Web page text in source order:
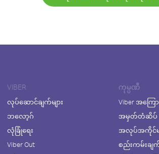
VIBER
လုပ်ဆောင်ချက်များ
ဘလော့ဂ်
လုံခြုံရေး
Viber Out
ကုမ္ပဏီ
Viber အကြော
အမှတ်တံဆိပ်
အလုပ်အကိုင်မ
စည်းကမ်းချက်မ